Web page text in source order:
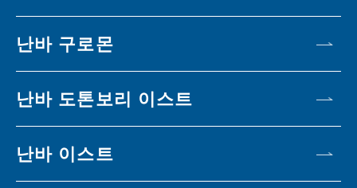
난바 구로몬
난바 도톤보리 이스트
난바 이스트